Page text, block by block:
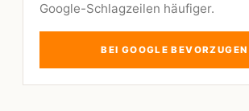
Google-Schlagzeilen häufiger.
BEI GOOGLE BEVORZUGEN